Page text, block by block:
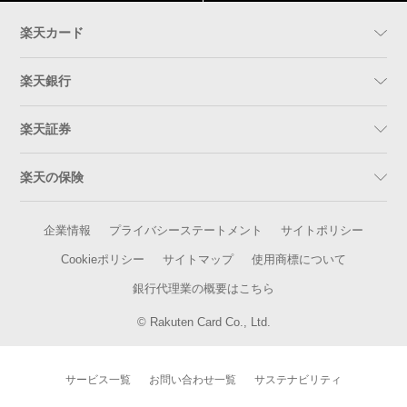
楽天カード
楽天銀行
楽天証券
楽天の保険
企業情報 プライバシーステートメント サイトポリシー
Cookieポリシー サイトマップ 使用商標について
銀行代理業の概要はこちら
© Rakuten Card Co., Ltd.
サービス一覧 お問い合わせ一覧 サステナビリティ